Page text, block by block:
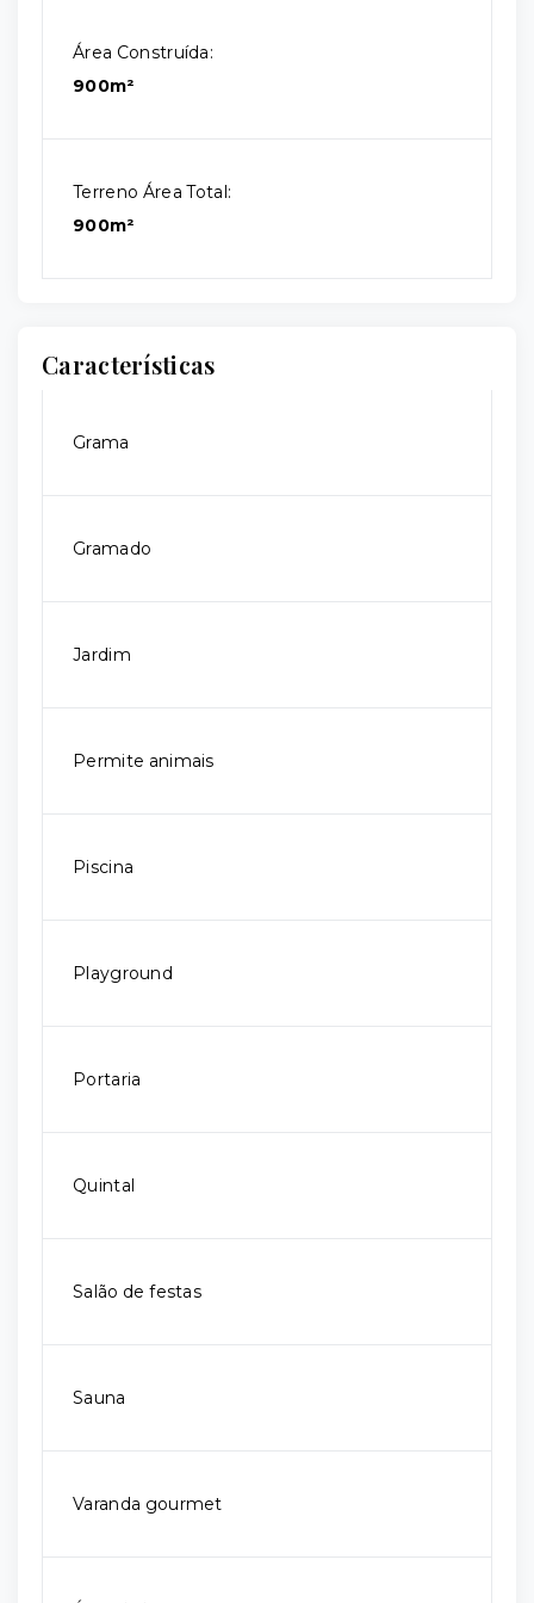
Área Construída:
900m²
Terreno Área Total:
900m²
Características
Grama
Gramado
Jardim
Permite animais
Piscina
Playground
Portaria
Quintal
Salão de festas
Sauna
Varanda gourmet